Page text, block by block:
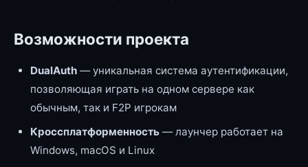
Возможности проекта
DualAuth — уникальная система аутентификации,
позволяющая играть на одном сервере как
обычным, так и F2P игрокам
Кроссплатформенность — лаунчер работает на
Windows, macOS и Linux